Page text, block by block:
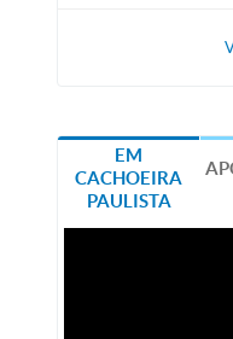
EM
CACHOEIRA
PAULISTA